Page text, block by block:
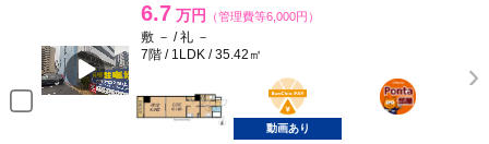
6.7 万円 （管理費等6,000円）
敷 － / 礼 －
7階 / 1LDK / 35.42㎡
BunChinPAY
ポンタ
部屋
動画あり